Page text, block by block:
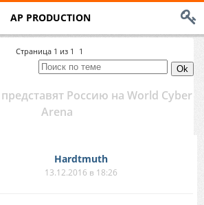
AP PRODUCTION
Страница 1 из 1 1
Россию на World Cyber
Arena
Hardtmuth
13.12.2016 в 18:26